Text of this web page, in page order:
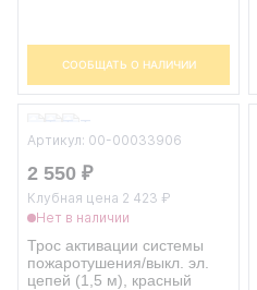
СООБЩАТЬ О НАЛИЧИИ
Артикул: 00-00033906
2 550 ₽
Клубная цена 2 423 ₽
Нет в наличии
Трос активации системы
пожаротушения/выкл. эл.
цепей (1,5 м), красный